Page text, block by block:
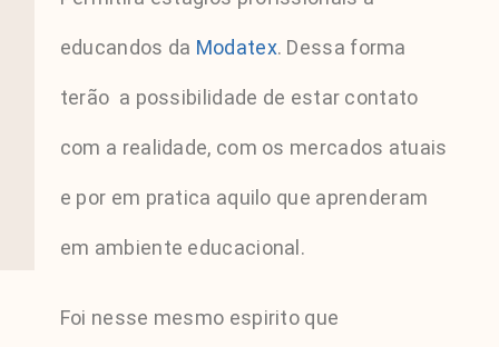
educandos da Modatex. Dessa forma
terão a possibilidade de estar contato
com a realidade, com os mercados atuais
e por em pratica aquilo que aprenderam
em ambiente educacional.
Foi nesse mesmo espirito que